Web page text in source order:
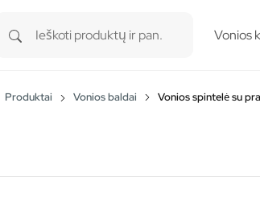
Type 1 or more characters for results.
Vonios
Produktai Vonios baldai Vonios spintelė su